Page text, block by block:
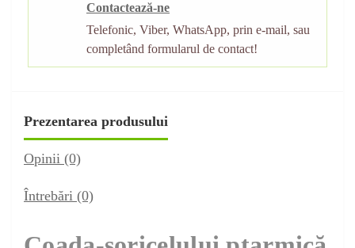
Contactează-ne
Telefonic, Viber, WhatsApp, prin e-mail, sau
completând formularul de contact!
Prezentarea produsului
Opinii (0)
Întrebări (0)